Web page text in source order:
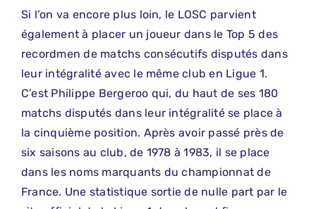
Si l’on va encore plus loin, le LOSC parvient
également à placer un joueur dans le Top 5 des
recordmen de matchs consécutifs disputés dans
leur intégralité avec le même club en Ligue 1.
C’est Philippe Bergeroo qui, du haut de ses 180
matchs disputés dans leur intégralité se place à
la cinquième position. Après avoir passé près de
six saisons au club, de 1978 à 1983, il se place
dans les noms marquants du championnat de
France. Une statistique sortie de nulle part par le